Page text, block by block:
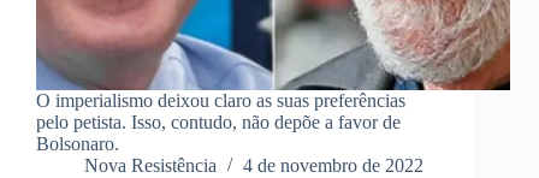
O imperialismo deixou claro as suas preferências
pelo petista. Isso, contudo, não depõe a favor de
Bolsonaro.
Nova Resistência
4 de novembro de 2022